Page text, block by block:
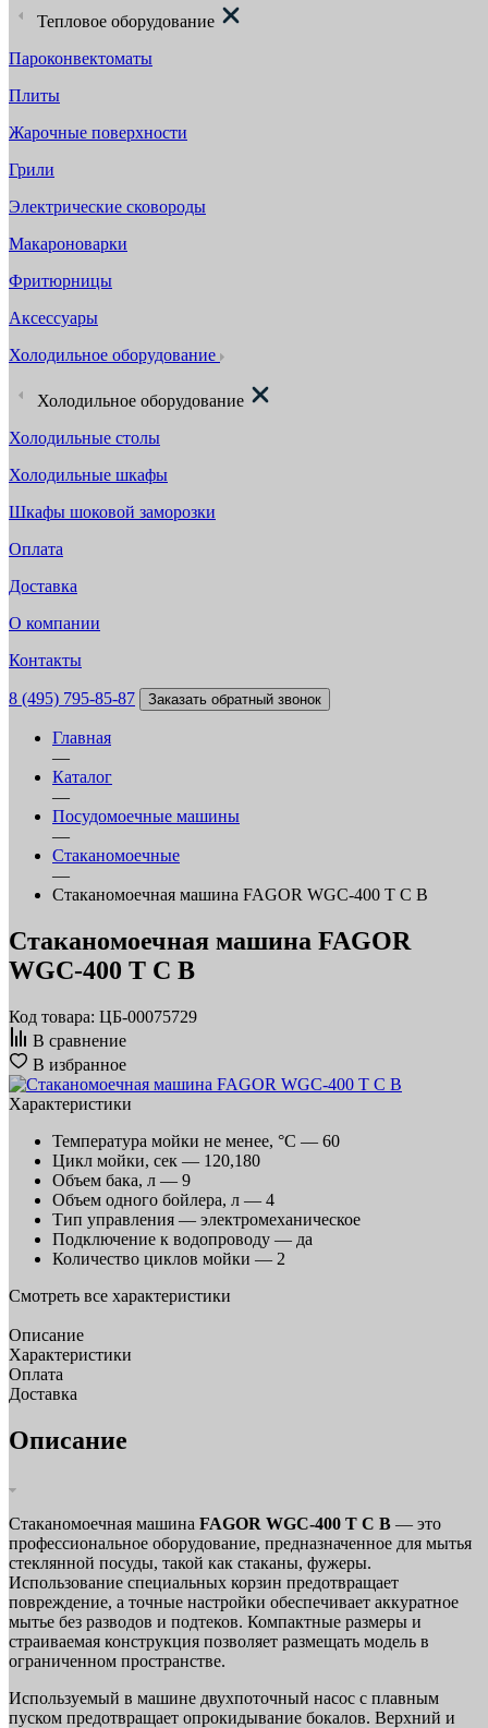
Тепловое оборудование
Пароконвектоматы
Плиты
Жарочные поверхности
Грили
Электрические сковороды
Макароноварки
Фритюрницы
Аксессуары
Холодильное оборудование
Холодильное оборудование
Холодильные столы
Холодильные шкафы
Шкафы шоковой заморозки
Оплата
Доставка
О компании
Контакты
8 (495) 795-85-87 Заказать обратный звонок
Главная
—
Каталог
—
Посудомоечные машины
—
Стаканомоечные
—
Стаканомоечная машина FAGOR WGC-400 T C B
Стаканомоечная машина FAGOR
WGC-400 T C B
Код товара: ЦБ-00075729
В сравнение
В избранное
Характеристики
Температура мойки не менее, °С — 60
Цикл мойки, сек — 120,180
Объем бака, л — 9
Объем одного бойлера, л — 4
Тип управления — электромеханическое
Подключение к водопроводу — да
Количество циклов мойки — 2
Смотреть все характеристики
Описание
Характеристики
Оплата
Доставка
Описание
Стаканомоечная машина FAGOR WGC-400 T C B — это
профессиональное оборудование, предназначенное для мытья
стеклянной посуды, такой как стаканы, фужеры.
Использование специальных корзин предотвращает
повреждение, а точные настройки обеспечивает аккуратное
мытье без разводов и подтеков. Компактные размеры и
страиваемая конструкция позволяет размещать модель в
ограниченном пространстве.
Используемый в машине двухпоточный насос с плавным
пуском предотвращает опрокидывание бокалов. Верхний и